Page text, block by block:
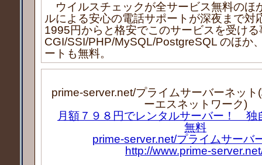
ウイルスチェックが全サービス無料のほ
ルによる安心の電話サポートが深夜まで対
1995円からと格安でこのサービスを受け
CGI/SSI/PHP/MySQL/PostgreSQL のほか
ートも無料。
prime-server.net/プライムサーバーネット
ーエスネットワーク)
月額７９８円でレンタルサーバー！ 独
無料
prime-server.net/プライムサーバ
http://www.prime-